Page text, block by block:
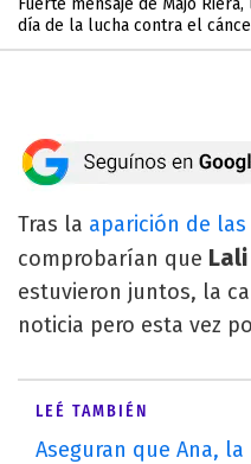
Fuerte mensaje de Majo
día de la lucha contra el
Tras la aparición de
comprobarían que
estuvieron juntos, la
noticia pero esta vez
LEÉ TAMBIÉN
Aseguran que Ana,